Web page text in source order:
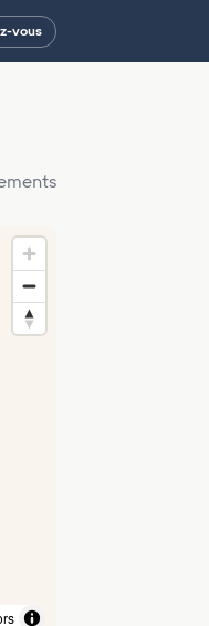
vous